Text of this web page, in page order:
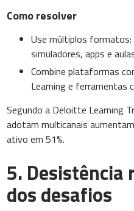
Como resolver
Use múltiplos
simuladores, apps e
Combine plataformas
Learning e ferramentas
Segundo a Deloitte Learning
adotam multicanais
ativo em 51%.
5. Desistência
dos desafios